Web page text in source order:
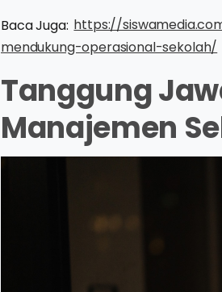
Baca Juga: https://
mendukung-operasional-sekolah/
Tanggung
Manajemen